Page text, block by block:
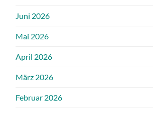
Juni 2026
Mai 2026
April 2026
März 2026
Februar 2026